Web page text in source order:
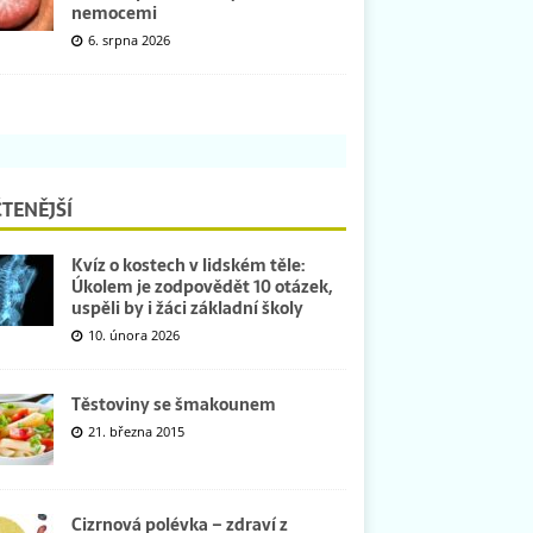
nemocemi
6. srpna 2026
Kvíz o kostech v lidském těle:
Úkolem je zodpovědět 10 otázek,
uspěli by i žáci základní školy
10. února 2026
Těstoviny se šmakounem
21. března 2015
Cizrnová polévka – zdraví z